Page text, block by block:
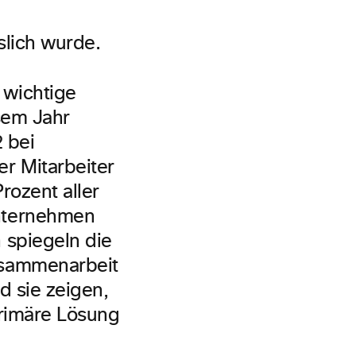
wurde.
wichtige
Jahr
bei
Mitarbeiter
aller
spiegeln die
sie zeigen,
Lösung